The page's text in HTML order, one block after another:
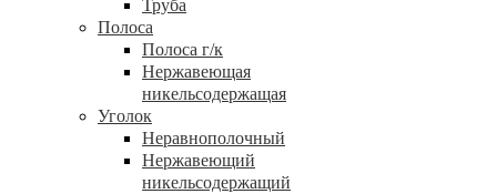
Труба
Полоса
Полоса г/к
Нержавеющая
никельсодержащая
Уголок
Неравнополочный
Нержавеющий
никельсодержащий